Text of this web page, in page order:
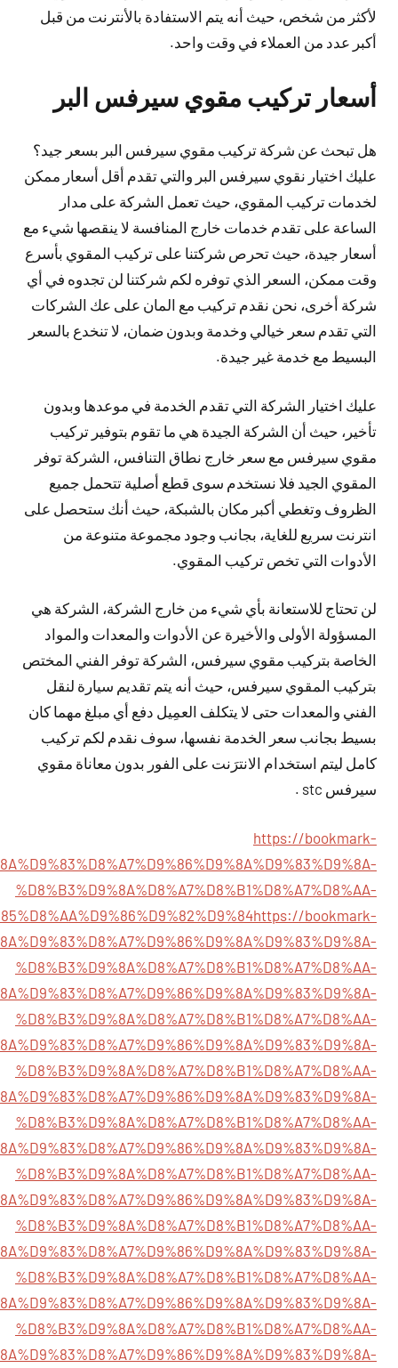
لأكثر من شخص، حيث أنه يتم الاستفادة بالأنترنت من قبل
أكبر عدد من العملاء في وقت واحد.
أسعار تركيب مقوي سيرفس البر
هل تبحث عن شركة تركيب مقوي سيرفس البر بسعر جيد؟
عليك اختيار نقوي سيرفس البر والتي تقدم أقل أسعار ممكن
لخدمات تركيب المقوي، حيث تعمل الشركة على مدار
الساعة على تقدم خدمات خارج المنافسة لا ينقصها شيء مع
أسعار جيدة، حيث تحرص شركتنا على تركيب المقوي بأسرع
وقت ممكن، السعر الذي توفره لكم شركتنا لن تجدوه في أي
شركة أخرى، نحن نقدم تركيب مع المان على عك الشركات
التي تقدم سعر خيالي وخدمة وبدون ضمان، لا تنخدع بالسعر
البسيط مع خدمة غير جيدة.
عليك اختيار الشركة التي تقدم الخدمة في موعدها وبدون
تأخير، حيث أن الشركة الجيدة هي ما تقوم بتوفير تركيب
مقوي سيرفس مع سعر خارج نطاق التنافس، الشركة توفر
المقوي الجيد فلا نستخدم سوى قطع أصلية تتحمل جميع
الظروف وتغطي أكبر مكان بالشبكة، حيث أنك ستحصل على
انترنت سريع للغاية، بجانب وجود مجموعة متنوعة من
الأدوات التي تخص تركيب المقوي.
لن تحتاج للاستعانة بأي شيء من خارج الشركة، الشركة هي
المسؤولة الأولى والأخيرة عن الأدوات والمعدات والمواد
الخاصة بتركيب مقوي سيرفس، الشركة توفر الفني المختص
بتركيب المقوي سيرفس، حيث أنه يتم تقديم سيارة لنقل
الفني والمعدات حتى لا يتكلف العمِيل دفع أي مبلغ مهما كان
بسيط بجانب سعر الخدمة نفسها، سوف نقدم لكم تركيب
كامل ليتم استخدام الانترَنت على الفور بدون معاناة مقوي
سيرفس stc .
https://bookmark-
%D8%B3%D9%8A%D8%A7%D8%B1%D8%A7%D8%AA-
https://bookmark-
%D8%B3%D9%8A%D8%A7%D8%B1%D8%A7%D8%AA-
%D8%B3%D9%8A%D8%A7%D8%B1%D8%A7%D8%AA-
%D8%B3%D9%8A%D8%A7%D8%B1%D8%A7%D8%AA-
%D8%B3%D9%8A%D8%A7%D8%B1%D8%A7%D8%AA-
%D8%B3%D9%8A%D8%A7%D8%B1%D8%A7%D8%AA-
%D8%B3%D9%8A%D8%A7%D8%B1%D8%A7%D8%AA-
%D8%B3%D9%8A%D8%A7%D8%B1%D8%A7%D8%AA-
%D8%B3%D9%8A%D8%A7%D8%B1%D8%A7%D8%AA-